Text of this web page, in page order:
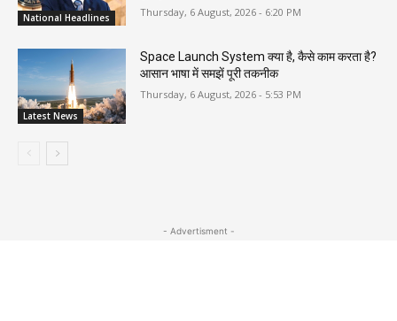
National Headlines Thursday, 6 August, 2026 - 6:20 PM
Latest News
Space Launch System क्या है, कैसे काम करता है?
आसान भाषा में समझें पूरी तकनीक
Thursday, 6 August, 2026 - 5:53 PM
- Advertisment -